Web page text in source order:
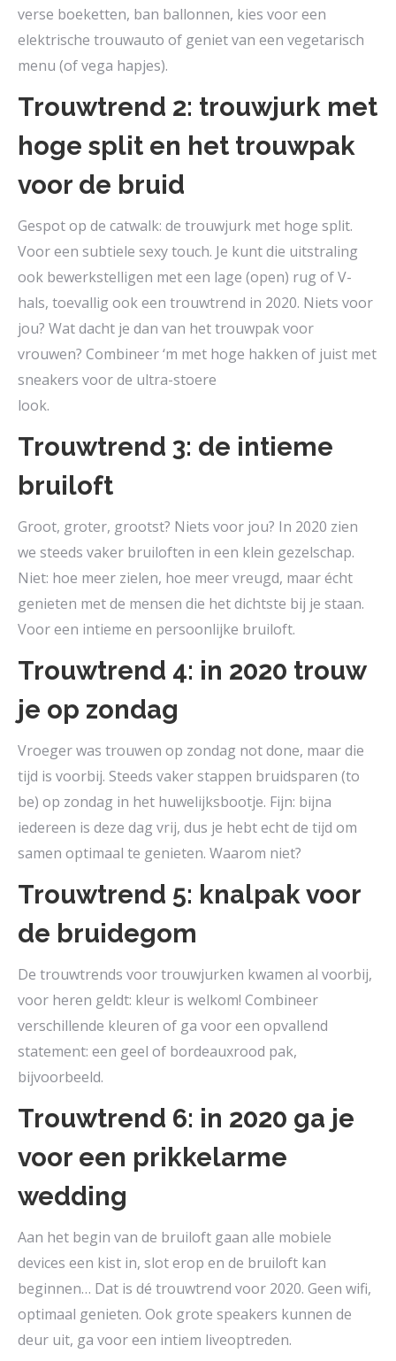
verse boeketten, ban ballonnen, kies voor een
elektrische trouwauto of geniet van een vegetarisch
menu (of vega hapjes).
Trouwtrend 2: trouwjurk met
hoge split en het trouwpak
voor de bruid
Gespot op de catwalk: de trouwjurk met hoge split.
Voor een subtiele sexy touch. Je kunt die uitstraling
ook bewerkstelligen met een lage (open) rug of V-
hals, toevallig ook een trouwtrend in 2020. Niets voor
jou? Wat dacht je dan van het trouwpak voor
vrouwen? Combineer ‘m met hoge hakken of juist met
sneakers voor de ultra-stoere
look.
Trouwtrend 3: de intieme
bruiloft
Groot, groter, grootst? Niets voor jou? In 2020 zien
we steeds vaker bruiloften in een klein gezelschap.
Niet: hoe meer zielen, hoe meer vreugd, maar écht
genieten met de mensen die het dichtste bij je staan.
Voor een intieme en persoonlijke bruiloft.
Trouwtrend 4: in 2020 trouw
je op zondag
Vroeger was trouwen op zondag not done, maar die
tijd is voorbij. Steeds vaker stappen bruidsparen (to
be) op zondag in het huwelijksbootje. Fijn: bijna
iedereen is deze dag vrij, dus je hebt echt de tijd om
samen optimaal te genieten. Waarom niet?
Trouwtrend 5: knalpak voor
de bruidegom
De trouwtrends voor trouwjurken kwamen al voorbij,
voor heren geldt: kleur is welkom! Combineer
verschillende kleuren of ga voor een opvallend
statement: een geel of bordeauxrood pak,
bijvoorbeeld.
Trouwtrend 6: in 2020 ga je
voor een prikkelarme
wedding
Aan het begin van de bruiloft gaan alle mobiele
devices een kist in, slot erop en de bruiloft kan
beginnen… Dat is dé trouwtrend voor 2020. Geen wifi,
optimaal genieten. Ook grote speakers kunnen de
deur uit, ga voor een intiem liveoptreden.